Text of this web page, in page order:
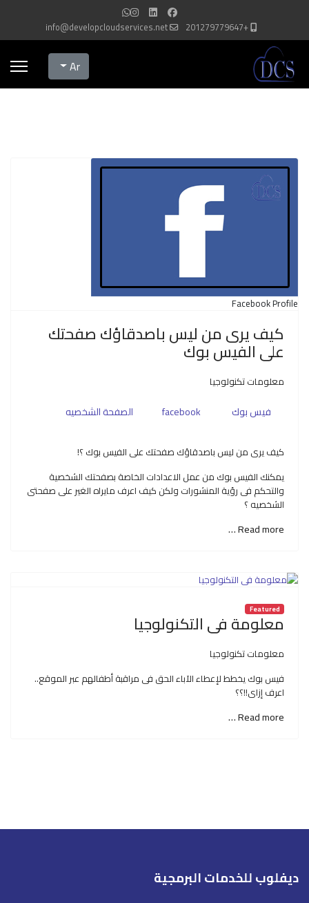
+201279779647
info@developcloudservices.net
Select your language
Ar
Facebook Profile
كيف يرى من ليس باصدقاؤك صفحتك
على الفيس بوك
معلومات تكنولوجيا
فيس بوك facebook الصفحة الشخصيه
كيف يرى من ليس باصدقاؤك صفحتك على الفيس بوك ؟!
يمكنك الفيس بوك من عمل الاعدادات الخاصة بصفحتك الشخصية
والتحكم فى رؤية المنشورات ولكن كيف اعرف مايراه الغير على صفحتى
الشخصيه ؟
Read more …
Featured
معلومة فى التكنولوجيا
معلومات تكنولوجيا
فيس بوك يخطط لإعطاء الآباء الحق فى مراقبة أطفالهم عبر الموقع..
اعرف إزاى!!؟؟
Read more …
ديفلوب للخدمات البرمجية